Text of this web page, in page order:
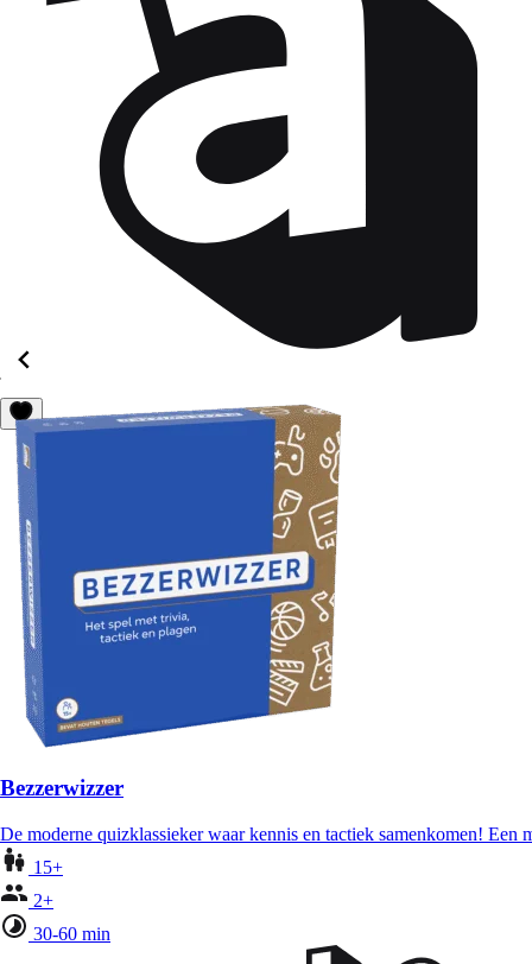
Bezzerwizzer
De moderne quizklassieker waar kennis en tactiek samenkomen! Een
15+
2+
30-60 min